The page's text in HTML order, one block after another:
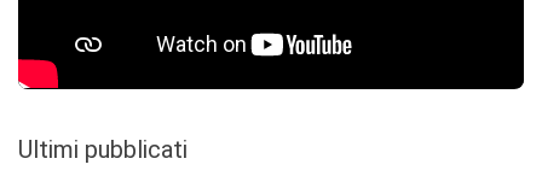
Ultimi pubblicati